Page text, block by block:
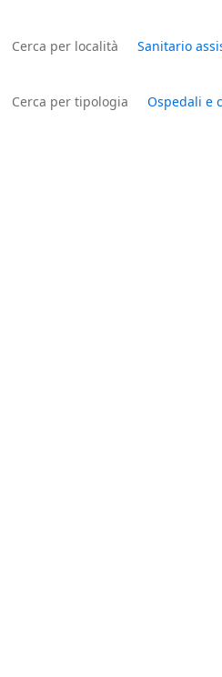
Cerca per località Sanitario
Cerca per tipologia Ospedali e